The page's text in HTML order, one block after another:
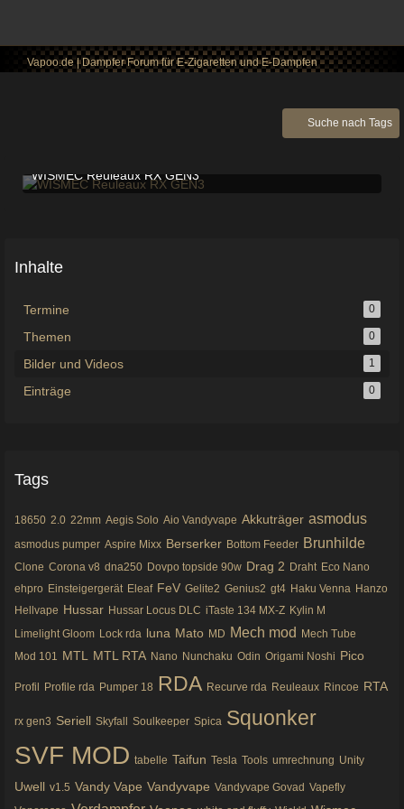
Vapoo.de | Dampfer Forum für E-Zigaretten und E-Dampfen
Suche nach Tags
WISMEC Reuleaux RX GEN3
9. März 2020 um 17:25
Inhalte
Termine 0
Themen 0
Bilder und Videos 1
Einträge 0
Tags
18650 2.0 22mm Aegis Solo Aio Vandyvape Akkuträger asmodus
asmodus pumper Aspire Mixx Berserker Bottom Feeder Brunhilde
Clone Corona v8 dna250 Dovpo topside 90w Drag 2 Draht Eco Nano
ehpro Einsteigergerät Eleaf FeV Gelite2 Genius2 gt4 Haku Venna Hanzo
Hellvape Hussar Hussar Locus DLC iTaste 134 MX-Z Kylin M
Limelight Gloom Lock rda luna Mato MD Mech mod
Mech Tube
Mod 101 MTL MTL RTA Nano Nunchaku Odin Origami Noshi Pico
Profil Profile rda Pumper 18 RDA Recurve rda Reuleaux Rincoe RTA
rx gen3 Seriell Skyfall Soulkeeper Spica Squonker
SVF MOD tabelle Taifun Tesla Tools umrechnung Unity
Uwell v1.5 Vandy Vape Vandyvape Vandyvape Govad Vapefly